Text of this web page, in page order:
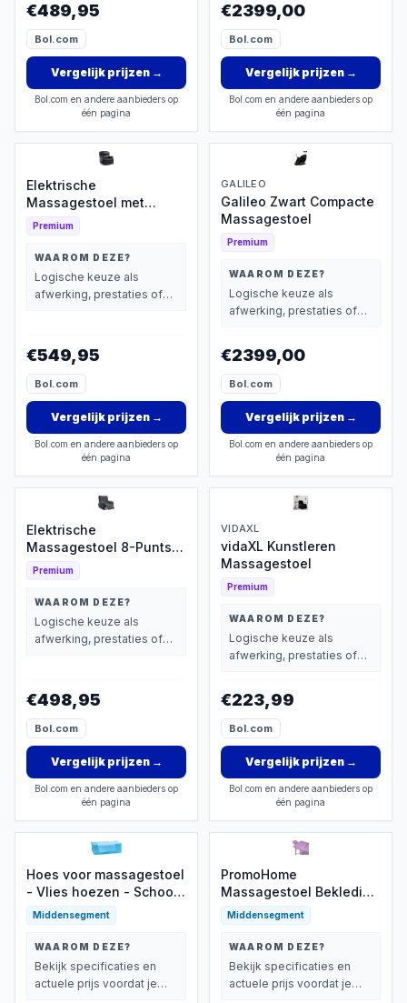
€489,95
Bol.com
Vergelijk prijzen→
Bol.com en andere aanbieders op
één pagina
€2399,00
Bol.com
Vergelijk prijzen→
Bol.com en andere aanbieders op
één pagina
Elektrische
Massagestoel met
Verwarming
Premium
WAAROM DEZE?
Logische keuze als
afwerking, prestaties of
€549,95
Bol.com
Vergelijk prijzen→
Bol.com en andere aanbieders op
één pagina
GALILEO
Galileo Zwart Compacte
Massagestoel
Premium
WAAROM DEZE?
Logische keuze als
afwerking, prestaties of
€2399,00
Bol.com
Vergelijk prijzen→
Bol.com en andere aanbieders op
één pagina
Elektrische
Massagestoel 8-Punts
met Verwarming
Premium
WAAROM DEZE?
Logische keuze als
afwerking, prestaties of
€498,95
Bol.com
Vergelijk prijzen→
Bol.com en andere aanbieders op
één pagina
VIDAXL
vidaXL Kunstleren
Massagestoel
Premium
WAAROM DEZE?
Logische keuze als
afwerking, prestaties of
€223,99
Bol.com
Vergelijk prijzen→
Bol.com en andere aanbieders op
één pagina
Hoes voor massagestoel
- Vlies hoezen - Schoon
en hygiënisch werken -
Met handige gaten - 80
x 180 cm
Middensegment
WAAROM DEZE?
Bekijk specificaties en
actuele prijs voordat je
PromoHome
Massagestoel Bekleding
Set - 3-delige
Microvezel Hoes voor
Comfortabele
Behandelingen
Middensegment
WAAROM DEZE?
Bekijk specificaties en
actuele prijs voordat je